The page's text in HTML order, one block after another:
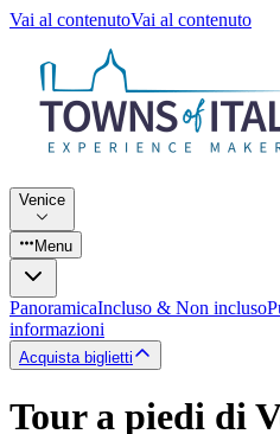
Vai al contenutoVai al contenuto
Venice
Menu
PanoramicaIncluso & Non incluso
informazioni
Acquista biglietti
Tour a piedi di